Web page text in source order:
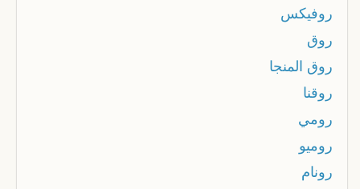
روفيكس
روق
روق المنجا
روقنا
رومي
روميو
رونام